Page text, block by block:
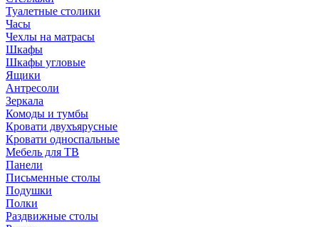
Туалетные столики
Часы
Чехлы на матрасы
Шкафы
Шкафы угловые
Ящики
Антресоли
Зеркала
Комоды и тумбы
Кровати двухъярусные
Кровати односпальные
Мебель для ТВ
Панели
Письменные столы
Подушки
Полки
Раздвижные столы